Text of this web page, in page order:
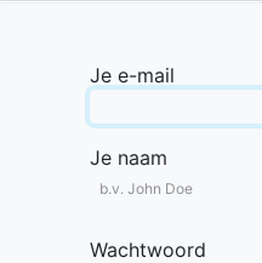
Je e-mail
Je naam
Wachtwoord